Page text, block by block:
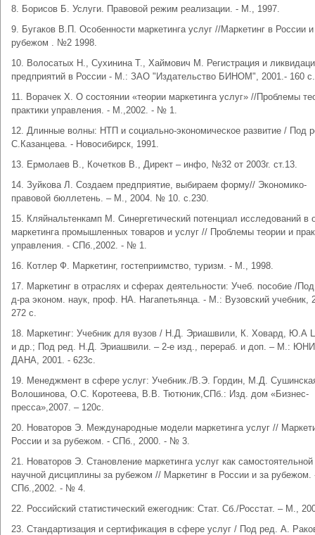
8. Борисов Б. Услуги. Правовой режим реализации. - М., 1997.
9. Бугаков В.П. Особенности маркетинга услуг //Маркетинг в России и
рубежом . №2 1998.
10. Волосатых Н., Сухинина Т., Хаймович М. Регистрация и
предприятий в России - М.: ЗАО "Издательство БИНОМ", 2001.- 160 с.
11. Ворачек Х. О состоянии «теории маркетинга услуг» //Проблемы
практики управления. - М.,2002. - № 1.
12. Длинные волны: НТП и социально-экономическое развитие / Под
С.Казанцева. - Новосибирск, 1991.
13. Ермолаев В., Кочетков В., Директ – инфо, №32 от 2003г. ст.13.
14. Зуйкова Л. Создаем предприятие, выбираем форму// Экономико-
правовой бюллетень. – М., 2004. № 10. с.230.
15. Кляйнальтенкамп М. Синергетический потенциал исследований в
маркетинга промышленных товаров и услуг // Проблемы теории и
управления. - СПб.,2002. - № 1.
16. Котлер Ф. Маркетинг, гостеприимство, туризм. - М., 1998.
17. Маркетинг в отраслях и сферах деятельности: Учеб. пособие /
д-ра эконом. наук, проф. НА. Нагапетьянца. - М.: Вузовский учебник,
272 с.
18. Маркетинг: Учебник для вузов / Н.Д. Эриашвили, К. Ховард, Ю.А
и др.; Под ред. Н.Д. Эриашвили. – 2-е изд., перераб. и доп. – М.:
ДАНА, 2001. - 623с.
19. Менеджмент в сфере услуг: Учебник./В.Э. Гордин, М.Д.
Волошинова, О.С. Коротеева, В.В. Тютюник,СПб.: Изд. дом «Бизнес-
пресса»,2007. – 120с.
20. Новаторов Э. Международные модели маркетинга услуг //
России и за рубежом. - СПб., 2000. - № 3.
21. Новаторов Э. Становление маркетинга услуг как самостоятельной
научной дисциплины за рубежом // Маркетинг в России и за рубежом.
СПб.,2002. - № 4.
22. Российский статистический ежегодник: Стат. Сб./Росстат. – М.,
23. Стандартизация и сертификация в сфере услуг / Под ред. А.